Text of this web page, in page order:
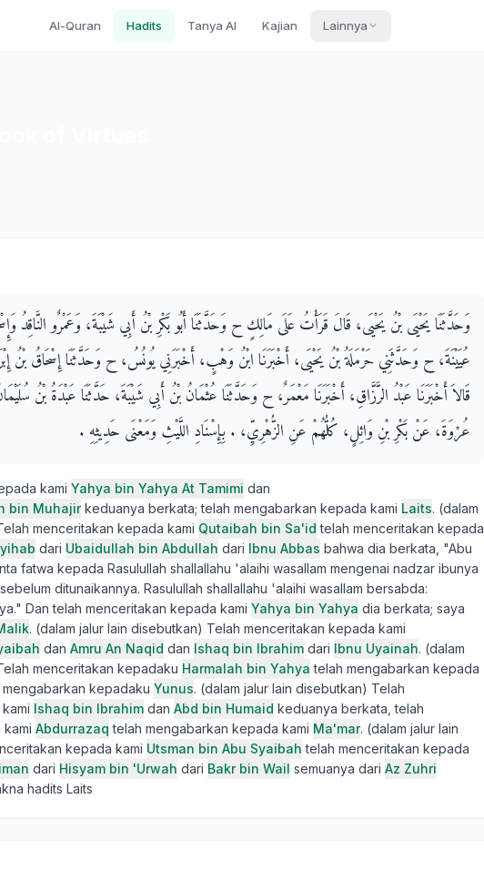
Al-Quran Hadits Tanya AI Kajian Lainnya
وَحَدَّثَنَا يَحْيَى بْنُ يَحْيَى، قَالَ قَرَأْتُ عَلَى مَالِكٍ ح وَحَدَّثَنَا أَبُو بَكْرِ بْنُ أَبِي شَيْبَةَ، وَعَمْرٌو النَّاقِدُ
عُيَيْنَةَ، ح وَحَدَّثَنِي حَرْمَلَةُ بْنُ يَحْيَى، أَخْبَرَنَا ابْنُ وَهْبٍ، أَخْبَرَنِي يُونُسُ، ح وَحَدَّثَنَا إِسْحَاقُ بْنُ
قَالاَ أَخْبَرَنَا عَبْدُ الرَّزَّاقِ، أَخْبَرَنَا مَعْمَرٌ، ح وَحَدَّثَنَا عُثْمَانُ بْنُ أَبِي شَيْبَةَ، حَدَّثَنَا عَبْدَةُ بْنُ
عُرْوَةَ، عَنْ بَكْرِ بْنِ وَائِلٍ، كُلُّهُمْ عَنِ الزُّهْرِيِّ، ‏.‏ بِإِسْنَادِ اللَّيْثِ وَمَعْنَى حَدِيثِهِ ‏.‏
kami Yahya bin Yahya At Tamimi dan
bin Muhajirkeduanya berkata; telah mengabarkan kepada kami Laits. (dalam
menceritakan kepada kami Qutaibah bin Sa'id telah menceritakan kepada
dari Ubaidullah bin Abdullah dari Ibnu Abbas bahwa dia berkata, "Abu
fatwa kepada Rasulullah shallallahu 'alaihi wasallam mengenai nadzar ibunya
ditunaikannya. Rasulullah shallallahu 'alaihi wasallam bersabda:
Dan telah menceritakan kepada kami Yahya bin Yahya dia berkata; saya
. (dalam jalur lain disebutkan) Telah menceritakan kepada kami
dan Amru An Naqid dan Ishaq bin Ibrahim dari Ibnu Uyainah. (dalam
menceritakan kepadaku Harmalah bin Yahya telah mengabarkan kepada
kepadaku Yunus. (dalam jalur lain disebutkan) Telah
Ishaq bin Ibrahim dan Abd bin Humaid keduanya berkata, telah
Abdurrazaq telah mengabarkan kepada kami Ma'mar. (dalam jalur lain
kepada kami Utsman bin Abu Syaibah telah menceritakan kepada
dari Hisyam bin 'Urwah dari Bakr bin Wail semuanya dari Az Zuhri
hadits Laits